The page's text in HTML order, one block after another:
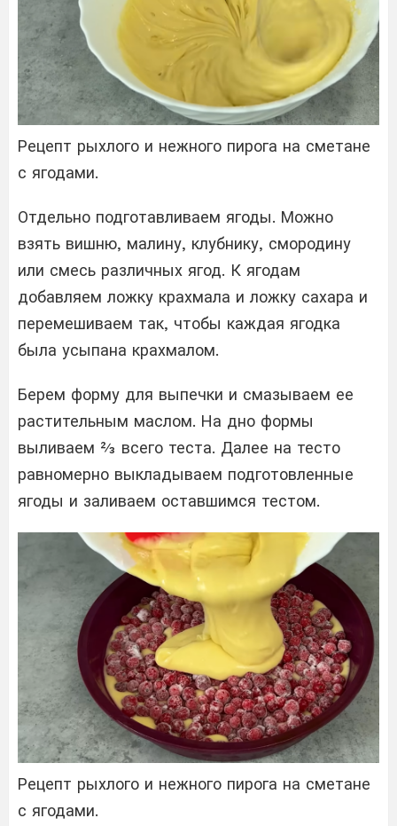
Рецепт рыхлого и нежного пирога на сметане
с ягодами.
Отдельно подготавливаем ягоды. Можно
взять вишню, малину, клубнику, смородину
или смесь различных ягод. К ягодам
добавляем ложку крахмала и ложку сахара и
перемешиваем так, чтобы каждая ягодка
была усыпана крахмалом.
Берем форму для выпечки и смазываем ее
растительным маслом. На дно формы
выливаем ⅔ всего теста. Далее на тесто
равномерно выкладываем подготовленные
ягоды и заливаем оставшимся тестом.
Рецепт рыхлого и нежного пирога на сметане
с ягодами.